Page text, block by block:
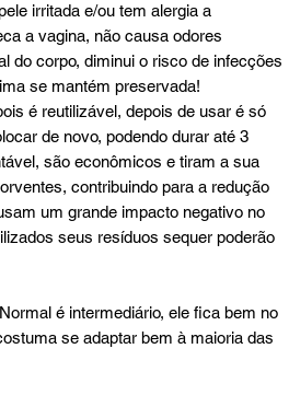
irritada e/ou tem alergia a
a vagina, não causa odores
do corpo, diminui o risco de infecções
se mantém preservada!
é reutilizável, depois de usar é só
de novo, podendo durar até 3
são econômicos e tiram a sua
contribuindo para a redução
um grande impacto negativo no
seus resíduos sequer poderão
é intermediário, ele fica bem no
se adaptar bem à maioria das